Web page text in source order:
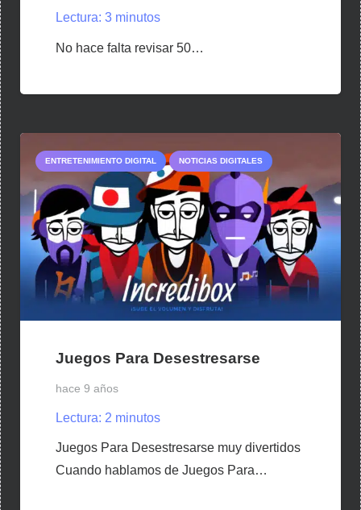
Lectura: 3 minutos
No hace falta revisar 50…
ENTRETENIMIENTO DIGITAL NOTICIAS DIGITALES
Juegos Para Desestresarse
hace 9 años
Lectura: 2 minutos
Juegos Para Desestresarse muy divertidos
Cuando hablamos de Juegos Para…